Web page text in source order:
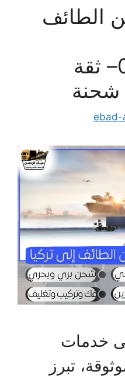
الطائف
0553885449– ثقة
شحنة
ebad-
خدمات
تبرز